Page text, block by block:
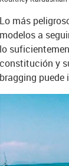
Lo más
modelos a
lo
constitución y
bragging